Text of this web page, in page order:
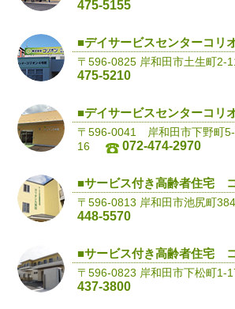
475-5155
■デイサービスセンターコリ
〒596-0825 岸和田市土生町2-
475-5210
■デイサービスセンターコリ
〒596-0041 岸和田市下野町
16
072-474-2970
■サービス付き高齢者住宅
〒596-0813 岸和田市池尻町
448-5570
■サービス付き高齢者住宅
〒596-0823 岸和田市下松町1-
437-3800